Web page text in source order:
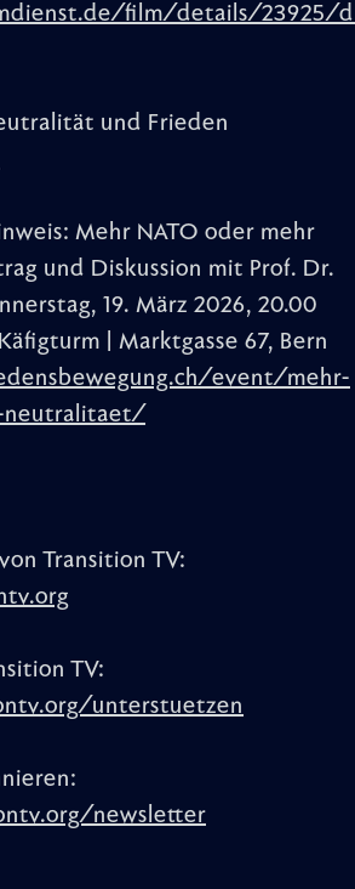
film/details/23925/
und Frieden
Mehr NATO oder mehr
und Diskussion mit Prof. Dr.
19. März 2026, 20.00
| Marktgasse 67, Bern
event/mehr-
neutralitaet/
Transition TV:
TV:
unterstuetzen
newsletter